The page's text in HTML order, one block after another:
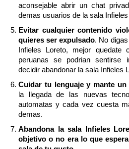
aconsejable abrir un chat
demas usuarios de la sala
Evitar cualquier contenido
quieres ser expulsado. No
Infieles Loreto, mejor quedate
peruanas se podrian sentirse
decidir abandonar la sala Infieles
Cuidar tu lenguaje y mante un
la llegada de las nuevas
automatas y cada vez cuesta
demas.
Abandona la sala Infieles
objetivo o no era lo que